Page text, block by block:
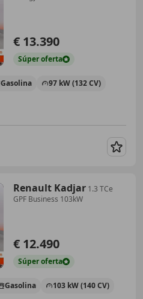
€ 13.390
Súperoferta
Gasolina 97 kW (132 CV)
Renault Kadjar 1.3 TCe
GPF Business 103kW
€ 12.490
Súperoferta
Gasolina 103 kW (140 CV)